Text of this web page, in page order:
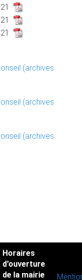
(archives
(archives
(archives
Horaires
d'ouverture
de la mairie